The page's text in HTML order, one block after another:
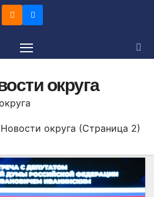
округа
Новости округа (Страница 2)